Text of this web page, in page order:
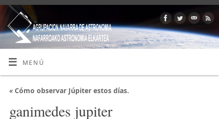
MENÚ
«Cómo observar Júpiter estos días.
ganimedes jupiter